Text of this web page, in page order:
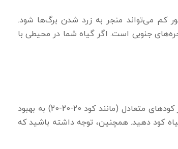
کم می‌تواند منجر به زرد شدن برگ‌ها شود.
جنوبی است. اگر گیاه شما در محیطی با
کمبود مواد مغذی در خاک نیز می‌تواند باعث زرد شدن برگ‌ها شود. استفاده از کودهای متعادل (مانند کود 20-20-20) به بهبود
کود دهید. همچنین، توجه داشته باشید که